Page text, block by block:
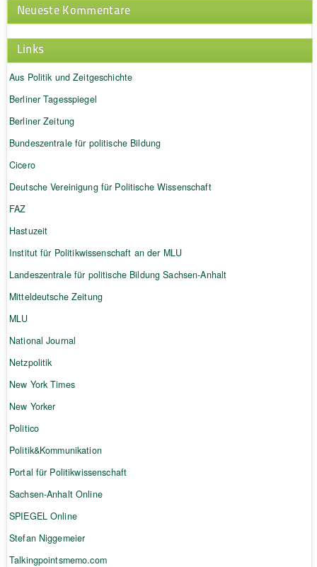
Neueste Kommentare
Links
Aus Politik und Zeitgeschichte
Berliner Tagesspiegel
Berliner Zeitung
Bundeszentrale für politische Bildung
Cicero
Deutsche Vereinigung für Politische Wissenschaft
FAZ
Hastuzeit
Institut für Politikwissenschaft an der MLU
Landeszentrale für politische Bildung Sachsen-Anhalt
Mitteldeutsche Zeitung
MLU
National Journal
Netzpolitik
New York Times
New Yorker
Politico
Politik&Kommunikation
Portal für Politikwissenschaft
Sachsen-Anhalt Online
SPIEGEL Online
Stefan Niggemeier
Talkingpointsmemo.com